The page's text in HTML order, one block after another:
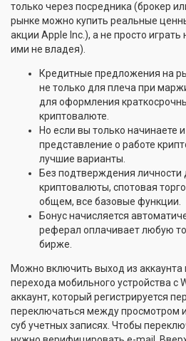
только через посредника (брокер
рынке можно купить реальные
акции Apple Inc.), а не просто
ими не владея).
Кредитные предложения на
не только для плеча при
для оформления
криптовалюте.
Но если вы только начинаете
представление о работе
лучшие варианты.
Без подтверждения
криптовалюты, спотовая
общем, все базовые функции.
Бонус начисляется
реферал оплачивает любую
бирже.
Можно включить выход из аккаунта
перехода мобильного устройства с
аккаунт, который регистрируется
переключаться между просмотром
суб учетных записях. Чтобы